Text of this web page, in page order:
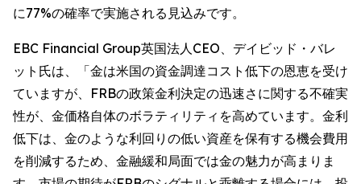
に77%の確率で実施される見込みです。
EBC Financial Group英国法人CEO、デイビッド・バレ
ット氏は、「金は米国の資金調達コスト低下の恩恵を受け
ていますが、FRBの政策金利決定の迅速さに関する不確実
性が、金価格自体のボラティリティを高めています。金利
低下は、金のような利回りの低い資産を保有する機会費用
を削減するため、金融緩和局面では金の魅力が高まりま